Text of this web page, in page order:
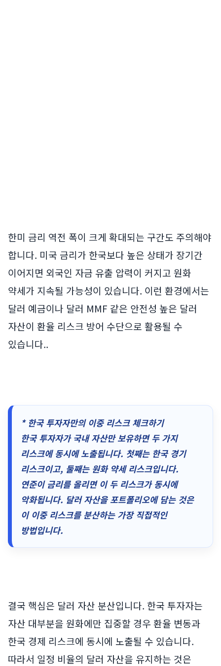
한미 금리 역전 폭이 크게 확대되는 구간도 주의해야
합니다. 미국 금리가 한국보다 높은 상태가 장기간
이어지면 외국인 자금 유출 압력이 커지고 원화
약세가 지속될 가능성이 있습니다. 이런 환경에서는
달러 예금이나 달러 MMF 같은 안전성 높은 달러
자산이 환율 리스크 방어 수단으로 활용될 수
있습니다..
* 한국 투자자만의 이중 리스크 체크하기
한국 투자자가 국내 자산만 보유하면 두 가지
리스크에 동시에 노출됩니다. 첫째는 한국 경기
리스크이고, 둘째는 원화 약세 리스크입니다.
연준이 금리를 올리면 이 두 리스크가 동시에
악화됩니다. 달러 자산을 포트폴리오에 담는 것은
이 이중 리스크를 분산하는 가장 직접적인
방법입니다.
결국 핵심은 달러 자산 분산입니다. 한국 투자자는
자산 대부분을 원화에만 집중할 경우 환율 변동과
한국 경제 리스크에 동시에 노출될 수 있습니다.
따라서 일정 비율의 달러 자산을 유지하는 것은